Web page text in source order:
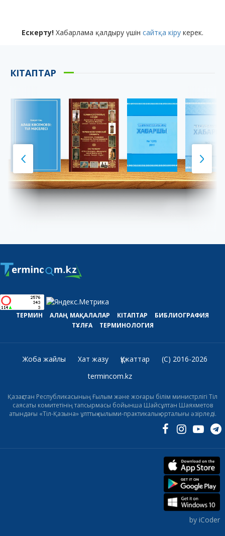
Ескерту! Хабарлама қалдыру үшін сайтқа кіру керек.
КІТАПТАР
ТЕРМИН АЛАҢ МАҚАЛАЛАР КІТАПТАР
БИБЛИОГРАФИЯ
ТҰЛҒА
ТЕРМИНОЛОГИЯ
Жоба жайлы Хат жазу Құжаттар
(C) 2016-2026
termincom.kz
Қазақстан Республикасының Ғылым және жоғары білім министрлігі Тіл
саясаты комитетінің тапсырмасы бойынша Шайсұлтан Шаяхметов
атындағы «Тіл-Қазына» ұлттық ғылыми-практикалық орталығы әзірледі.
by iCoder